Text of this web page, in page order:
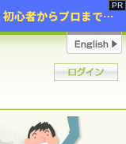
2年連続増加・15年ぶりの大チャンス到来！初心者からプロまで網羅する「競売不動産・超実践投資セミナー」♦神奈川県 横浜 in 神奈川